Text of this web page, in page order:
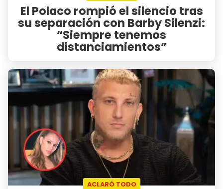
El Polaco rompió el silencio tras
su separación con Barby Silenzi:
“Siempre tenemos
distanciamientos”
ACLARÓ TODO